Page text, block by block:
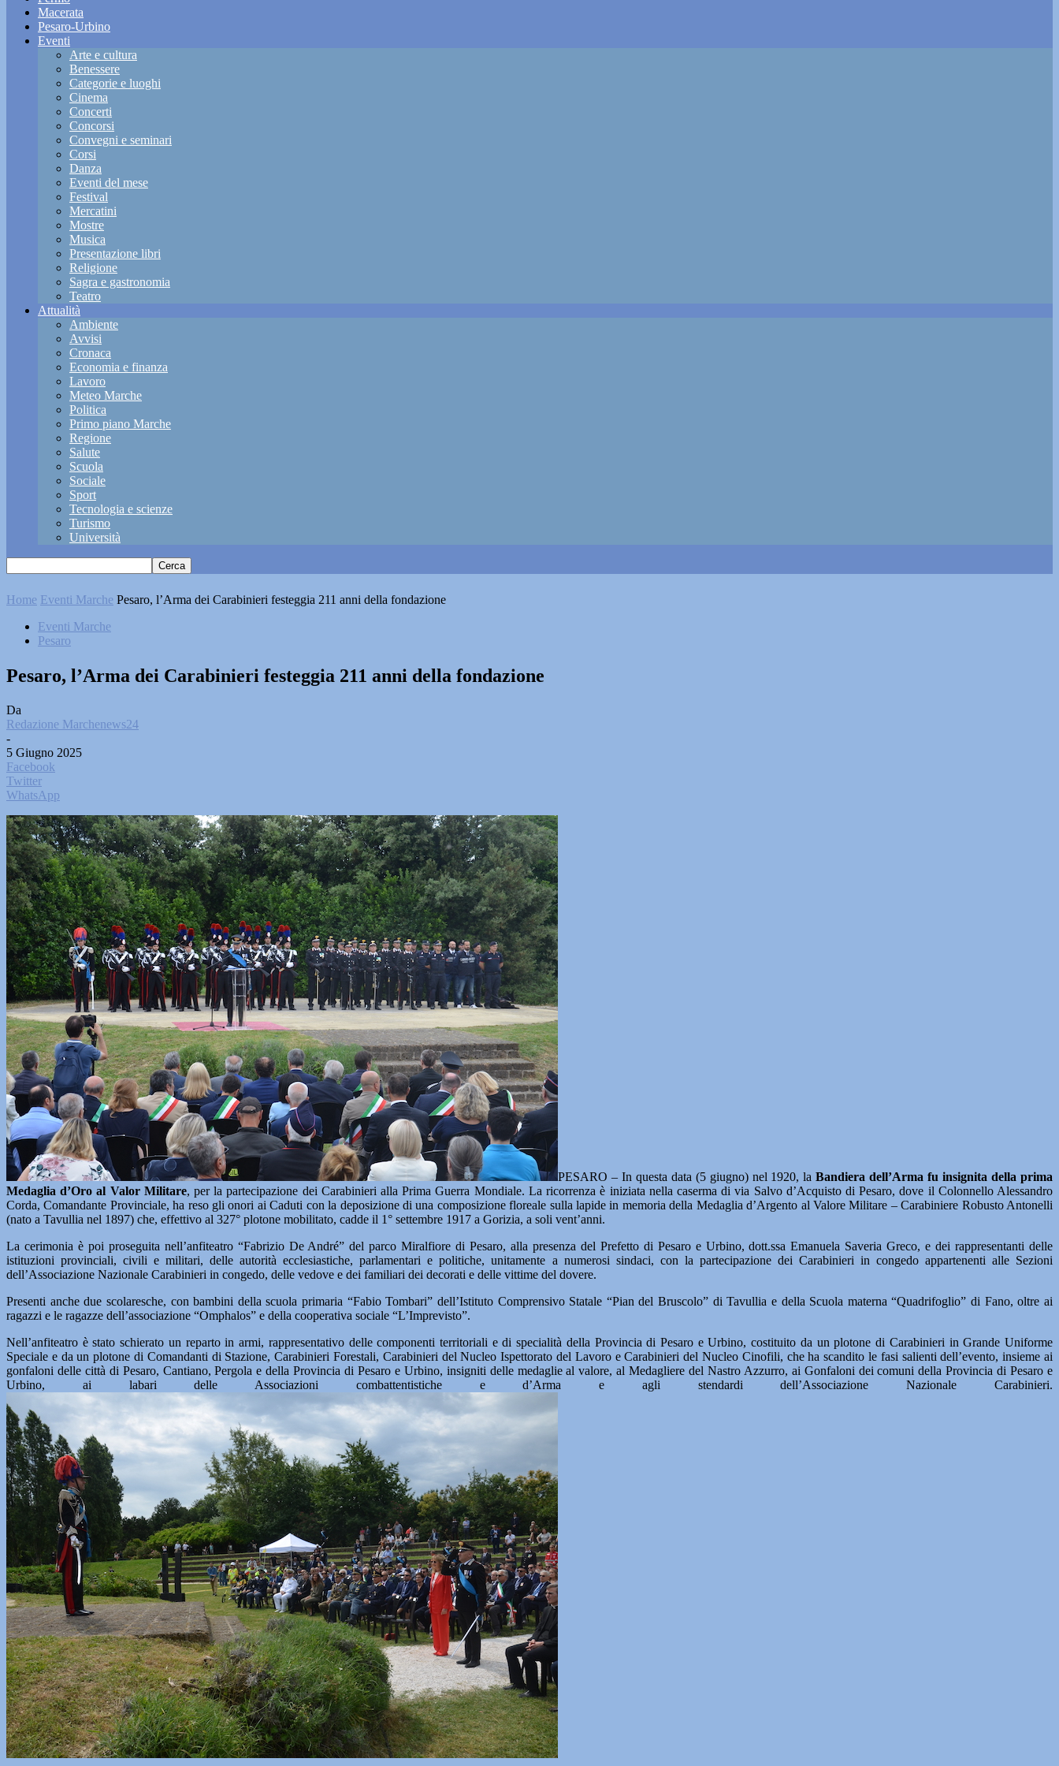
Macerata
Pesaro-Urbino
Eventi
Arte e cultura
Benessere
Categorie e luoghi
Cinema
Concerti
Concorsi
Convegni e seminari
Corsi
Danza
Eventi del mese
Festival
Mercatini
Mostre
Musica
Presentazione libri
Religione
Sagra e gastronomia
Teatro
Attualità
Ambiente
Avvisi
Cronaca
Economia e finanza
Lavoro
Meteo Marche
Politica
Primo piano Marche
Regione
Salute
Scuola
Sociale
Sport
Tecnologia e scienze
Turismo
Università
Home Eventi Marche Pesaro, l’Arma dei Carabinieri festeggia 211 anni della fondazione
Eventi Marche
Pesaro
Pesaro, l’Arma dei Carabinieri festeggia 211 anni della fondazione
Da
Redazione Marchenews24
-
5 Giugno 2025
Facebook
Twitter
WhatsApp
PESARO – In questa data (5 giugno) nel 1920, laBandiera dell’Arma fu insignita della prima
Medaglia d’Oro al Valor Militare, per la partecipazione dei Carabinieri alla Prima Guerra Mondiale. La ricorrenza è iniziata nella caserma di via Salvo d’Acquisto di Pesaro, dove il Colonnello Alessandro
Corda, Comandante Provinciale, ha reso gli onori ai Caduti con la deposizione di una composizione floreale sulla lapide in memoria della Medaglia d’Argento al Valore Militare – Carabiniere Robusto Antonelli
(nato a Tavullia nel 1897) che, effettivo al 327° plotone mobilitato, cadde il 1° settembre 1917 a Gorizia, a soli vent’anni.
La cerimonia è poi proseguita nell’anfiteatro “Fabrizio De André” del parco Miralfiore di Pesaro, alla presenza del Prefetto di Pesaro e Urbino, dott.ssa Emanuela Saveria Greco, e dei rappresentanti delle
istituzioni provinciali, civili e militari, delle autorità ecclesiastiche, parlamentari e politiche, unitamente a numerosi sindaci, con la partecipazione dei Carabinieri in congedo appartenenti alle Sezioni
dell’Associazione Nazionale Carabinieri in congedo, delle vedove e dei familiari dei decorati e delle vittime del dovere.
Presenti anche due scolaresche, con bambini della scuola primaria “Fabio Tombari” dell’Istituto Comprensivo Statale “Pian del Bruscolo” di Tavullia e della Scuola materna “Quadrifoglio” di Fano, oltre ai
ragazzi e le ragazze dell’associazione “Omphalos” e della cooperativa sociale “L’Imprevisto”.
Nell’anfiteatro è stato schierato un reparto in armi, rappresentativo delle componenti territoriali e di specialità della Provincia di Pesaro e Urbino, costituito da un plotone di Carabinieri in Grande Uniforme
Speciale e da un plotone di Comandanti di Stazione, Carabinieri Forestali, Carabinieri del Nucleo Ispettorato del Lavoro e Carabinieri del Nucleo Cinofili, che ha scandito le fasi salienti dell’evento, insieme ai
gonfaloni delle città di Pesaro, Cantiano, Pergola e della Provincia di Pesaro e Urbino, insigniti delle medaglie al valore, al Medagliere del Nastro Azzurro, ai Gonfaloni dei comuni della Provincia di Pesaro e
Urbino, ai labari delle Associazioni combattentistiche e d’Arma e agli stendardi dell’Associazione Nazionale Carabinieri.